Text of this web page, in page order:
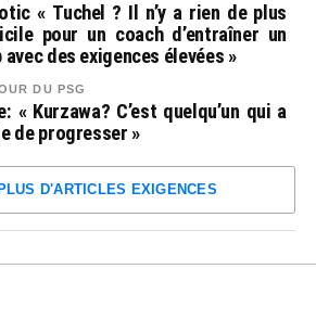
« Tuchel ? Il n’y a rien de plus
pour un coach d’entraîner un
avec des exigences élevées »
DU PSG
« Kurzawa? C’est quelqu’un qui a
de progresser »
D'ARTICLES EXIGENCES